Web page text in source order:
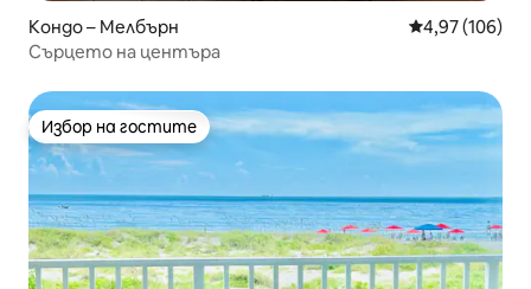
Кондо – Мелбърн Средна
4,97 (106)
Сърцето на центъра
Избор на гостите
Избор на гостите